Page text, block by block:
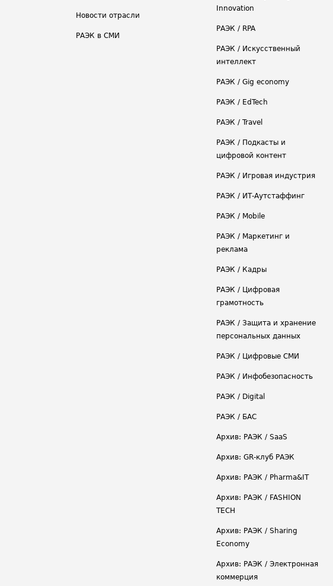
Новости отрасли
РАЭК в СМИ
Innovation
РАЭК / RPA
РАЭК / Искусственный
интеллект
РАЭК / Gig economy
РАЭК / EdTech
РАЭК / Travel
РАЭК / Подкасты и
цифровой контент
РАЭК / Игровая индустрия
РАЭК / ИТ-Аутстаффинг
РАЭК / Mobile
РАЭК / Маркетинг и
реклама
РАЭК / Кадры
РАЭК / Цифровая
грамотность
РАЭК / Защита и хранение
персональных данных
РАЭК / Цифровые СМИ
РАЭК / Инфобезопасность
РАЭК / Digital
РАЭК / БАС
Архив: РАЭК / SaaS
Архив: GR-клуб РАЭК
Архив: РАЭК / Pharma&IT
Архив: РАЭК / FASHION
TECH
Архив: РАЭК / Sharing
Economy
Архив: РАЭК / Электронная
коммерция